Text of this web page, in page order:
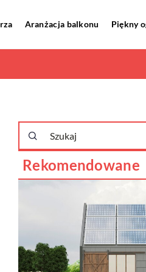
Aranżacja balkonu Piękny
Rekomendowane